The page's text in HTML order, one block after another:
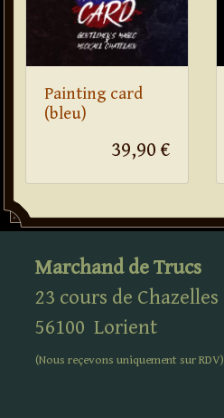
Painting card
(bleu)
39,90 €
Marchand de Trucs
23 cours de Chazelles
56100 Lorient
(Nous reçevons uniquement surRDV)